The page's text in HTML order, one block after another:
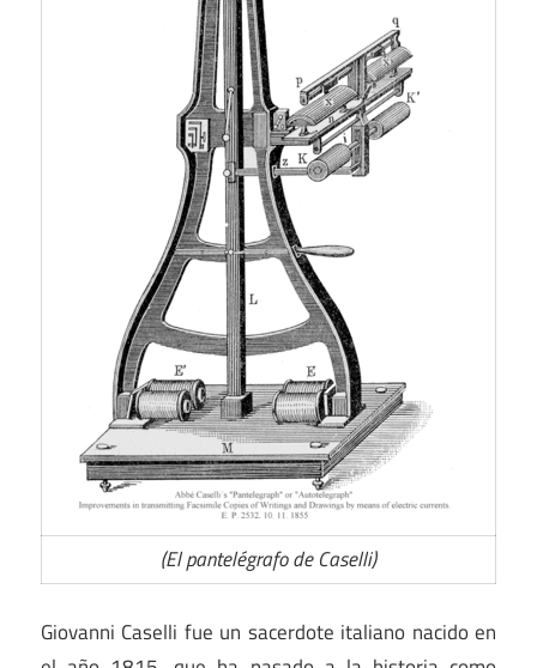
(El pantelégrafo de Caselli)
Giovanni Caselli fue un sacerdote italiano nacido en